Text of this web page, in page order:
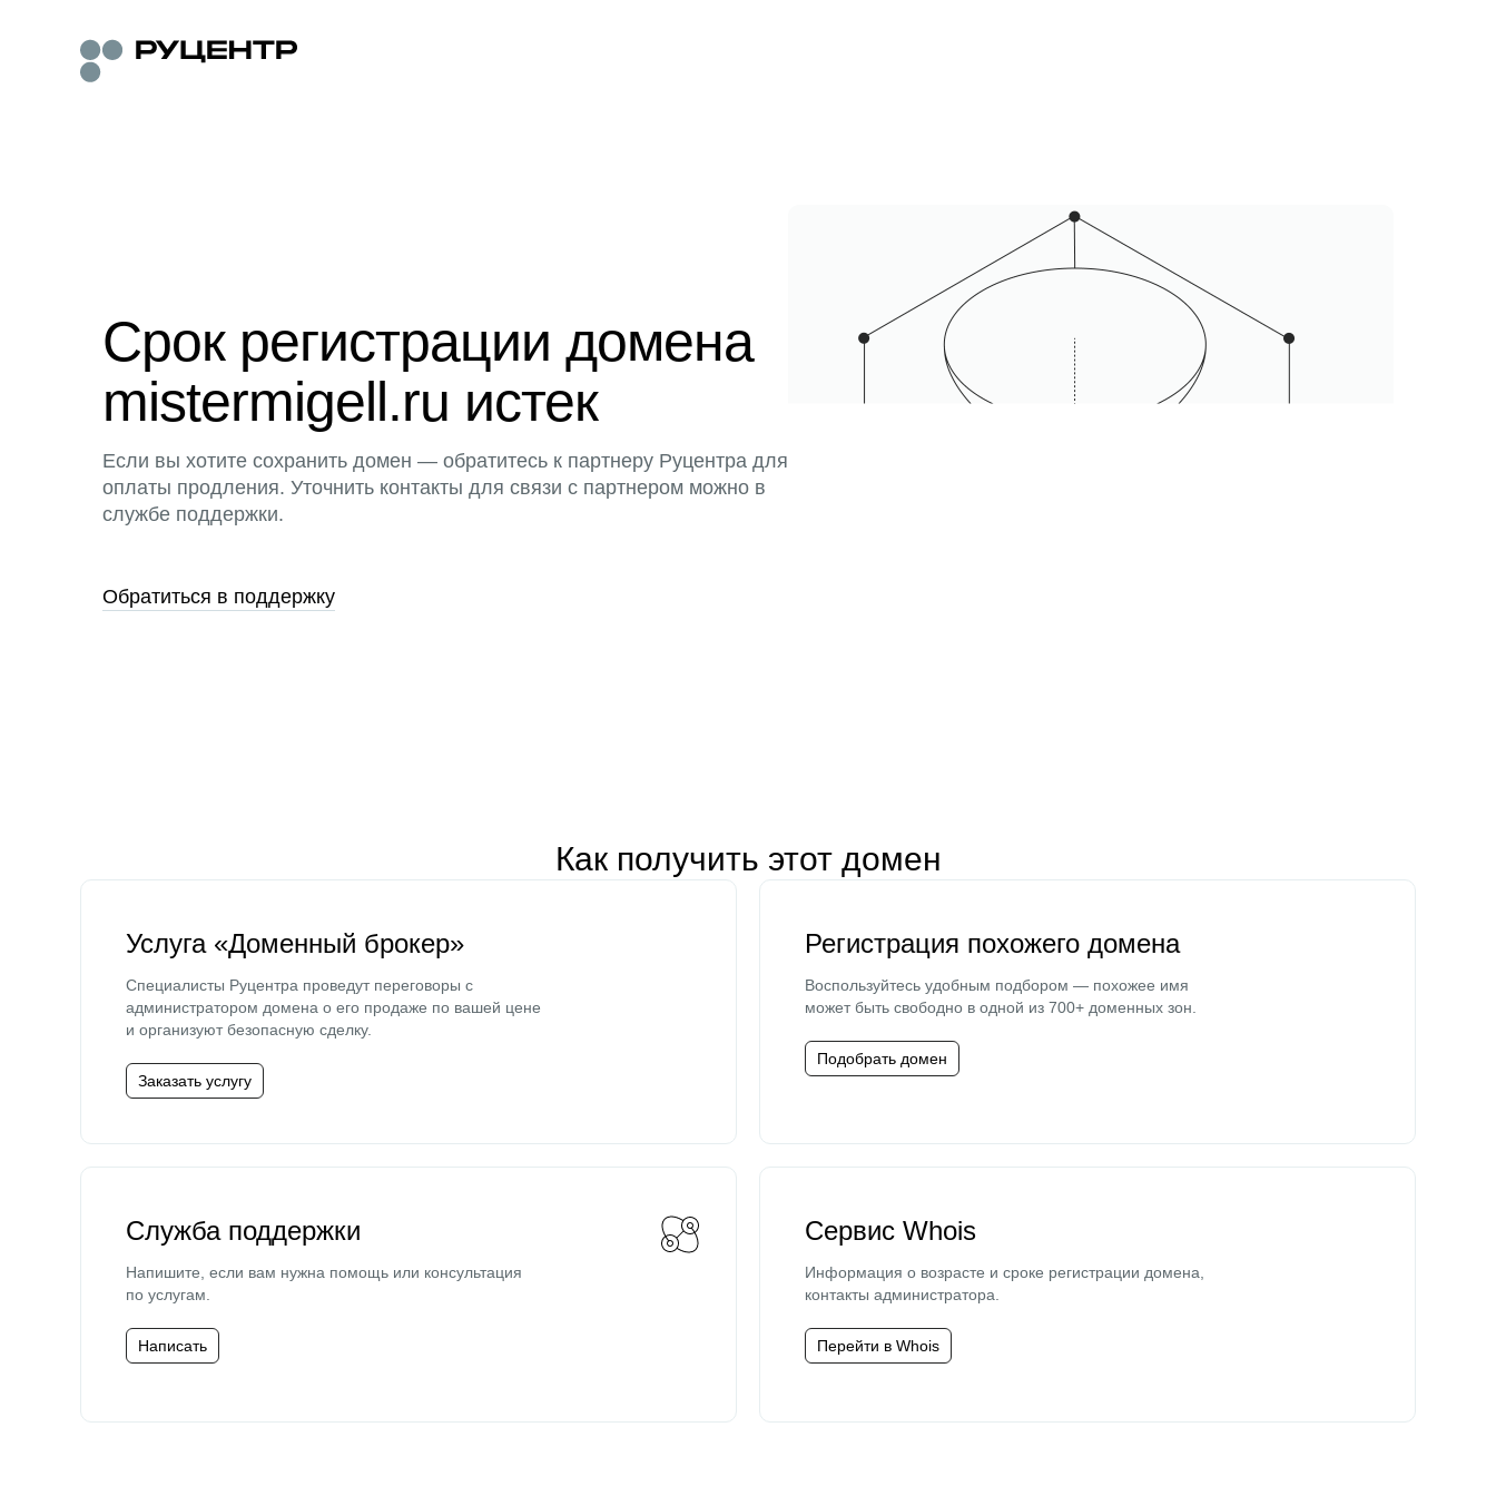
Срок регистрации домена
mistermigell.ru истек
Если вы хотите сохранить домен — обратитесь к партнеру Руцентра для
оплаты продления. Уточнить контакты для связи с партнером можно в
службе поддержки.
Обратиться в поддержку
Как получить этот домен
Услуга «Доменный брокер»
Специалисты Руцентра проведут переговоры с
администратором домена о его продаже по вашей цене
и организуют безопасную сделку.
Заказать услугу
Регистрация похожего домена
Воспользуйтесь удобным подбором — похожее имя
может быть свободно в одной из 700+ доменных зон.
Подобрать домен
Служба поддержки
Напишите, если вам нужна помощь или консультация
по услугам.
Написать
Сервис Whois
Информация о возрасте и сроке регистрации домена,
контакты администратора.
Перейти в Whois